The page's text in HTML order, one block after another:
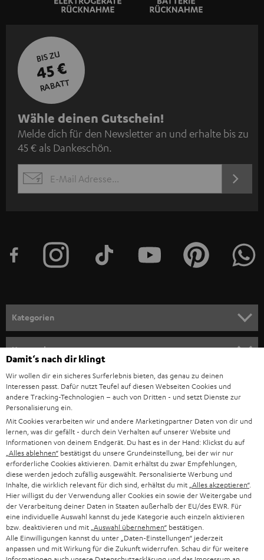
BIS ZU
45 €
RABATT
N
e
w
s
l
e
n
m
e
l
d
u
n
g
Wähle deinen Gutschein!
Melde dich für den Newsletter an und erhalte bis zu
45 € als Dankeschön.
EMAIL
JETZT
Kategorien
SOUNDBAR
HIFI-LAUTSPRECHER
SMART HOME
BLUETOOTH-LAUTSPRECHER
KOPFHÖRER
BLUETOOTH-KOPFHÖRER
STEREOANLAGEN
Unternehmen
SUPPORT
KARRIERE
PRESSE & MARKETING
GESCHÄFTSKUNDEN
PARTNERPROGRAMM
BLOG
NEWSLETTER
STORES
Teufel Onlineshops
DEUTSCHLAND
ÖSTERREICH
SCHWEIZ
NIEDERLANDE
BELGIEN
Damit‘s nach dir klingt
Wir wollen dir ein sicheres Surferlebnis bieten, das genau zu deinen
Interessen passt. Dafür nutzt Teufel auf diesen Webseiten Cookies und
andere Tracking-Technologien – auch von Dritten - und setzt Dienste zur
Personalisierung ein.
Mit Cookies verarbeiten wir und andere Marketingpartner Daten von dir und
lernen, was dir gefällt - durch dein Verhalten auf unserer Website und
Informationen von deinem Endgerät. Du hast es in der Hand: Klickst du auf
„Alles ablehnen“ bestätigst du unsere Grundeinstellung, bei der wir nur
erforderliche Cookies aktivieren. Damit erhältst du zwar Empfehlungen,
diese werden jedoch zufällig ausgewählt. Personalisierte Werbung und
Inhalte, die wirklich relevant für dich sind, erhältst du mit „Alles akzeptieren“.
Hier willigst du der Verwendung aller Cookies ein sowie der Weitergabe und
der Verarbeitung deiner Daten in Staaten außerhalb der EU/des EWR. Für
eine individuelle Auswahl kannst du jede Kategorie auch einzeln aktivieren
bzw. deaktivieren und mit „Auswahl übernehmen“ bestätigen.
Alle Einwilligungen kannst du unter „Daten-Einstellungen“ jederzeit
anpassen und mit Wirkung für die Zukunft widerrufen. Schau dir für weitere